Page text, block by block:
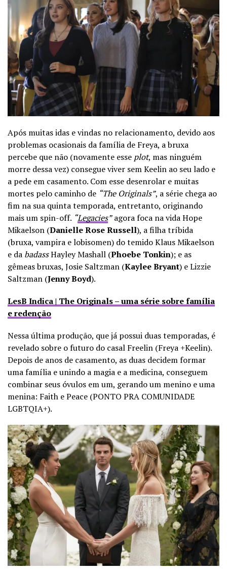
Após muitas idas e vindas no relacionamento, devido aos
problemas ocasionais da família de Freya, a bruxa
percebe que não (novamente esse plot, mas ninguém
morre dessa vez) consegue viver sem Keelin ao seu lado e
a pede em casamento. Com esse desenrolar e muitas
mortes pelo caminho de “The Originals”, a série chega ao
fim na sua quinta temporada, entretanto, originando
mais um spin-off. “Legacies”agora foca na vida Hope
Mikaelson (Danielle Rose Russell), a filha tríbida
(bruxa, vampira e lobisomen) do temido Klaus Mikaelson
e da badassHayley Mashall (Phoebe Tonkin); e as
gêmeas bruxas, Josie Saltzman (Kaylee Bryant) e Lizzie
Saltzman (Jenny Boyd).
LesB Indica | The Originals – uma série sobre família
e redenção
Nessa última produção, que já possui duas temporadas, é
revelado sobre o futuro do casal Freelin (Freya +Keelin).
Depois de anos de casamento, as duas decidem formar
uma família e unindo a magia e a medicina, conseguem
combinar seus óvulos em um, gerando um menino e uma
menina: Faith e Peace (PONTO PRA COMUNIDADE
LGBTQIA+).